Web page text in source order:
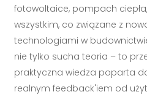
fotowoltaice, pompach
wszystkim, co związane z
technologiami w
nie tylko sucha teoria – to
praktyczna wiedza poparta
realnym feedback'iem od